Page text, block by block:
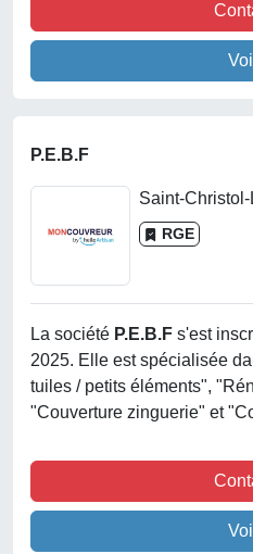
P.E.B.F
Saint-
RGE
La société P.e.b.f s'est
2025. Elle est spécialisée
tuiles / petits éléments",
"Couverture zinguerie" et